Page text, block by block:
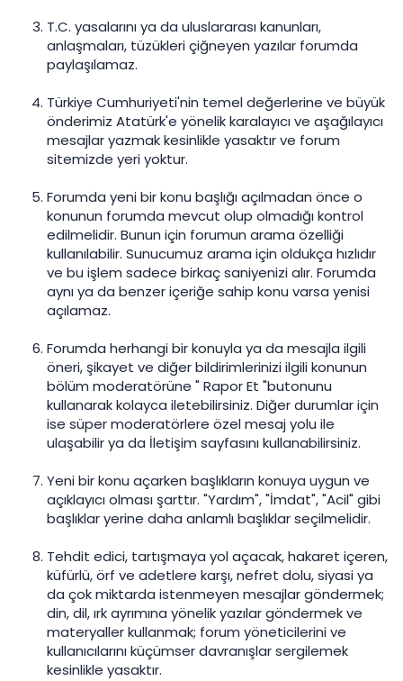
T.C. yasalarını ya da uluslararası kanunları,
anlaşmaları, tüzükleri çiğneyen yazılar forumda
paylaşılamaz.
Türkiye Cumhuriyeti'nin temel değerlerine ve büyük
önderimiz Atatürk'e yönelik karalayıcı ve aşağılayıcı
mesajlar yazmak kesinlikle yasaktır ve forum
sitemizde yeri yoktur.
Forumda yeni bir konu başlığı açılmadan önce o
konunun forumda mevcut olup olmadığı kontrol
edilmelidir. Bunun için forumun arama özelliği
kullanılabilir. Sunucumuz arama için oldukça hızlıdır
ve bu işlem sadece birkaç saniyenizi alır. Forumda
aynı ya da benzer içeriğe sahip konu varsa yenisi
açılamaz.
Forumda herhangi bir konuyla ya da mesajla ilgili
öneri, şikayet ve diğer bildirimlerinizi ilgili konunun
bölüm moderatörüne " Rapor Et "butonunu
kullanarak kolayca iletebilirsiniz. Diğer durumlar için
ise süper moderatörlere özel mesaj yolu ile
ulaşabilir ya da İletişim sayfasını kullanabilirsiniz.
Yeni bir konu açarken başlıkların konuya uygun ve
açıklayıcı olması şarttır. "Yardım", "İmdat", "Acil" gibi
başlıklar yerine daha anlamlı başlıklar seçilmelidir.
Tehdit edici, tartışmaya yol açacak, hakaret içeren,
küfürlü, örf ve adetlere karşı, nefret dolu, siyasi ya
da çok miktarda istenmeyen mesajlar göndermek;
din, dil, ırk ayrımına yönelik yazılar göndermek ve
materyaller kullanmak; forum yöneticilerini ve
kullanıcılarını küçümser davranışlar sergilemek
kesinlikle yasaktır.